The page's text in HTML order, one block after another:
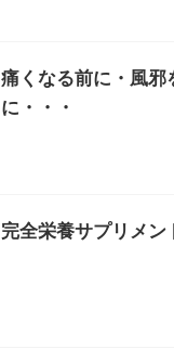
痛くなる前に・風邪
に・・・
完全栄養サプリメン